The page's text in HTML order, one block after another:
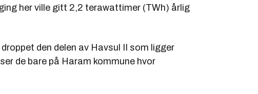
her ville gitt 2,2 terawattimer (TWh) årlig
den delen av Havsul II som ligger
de bare på Haram kommune hvor